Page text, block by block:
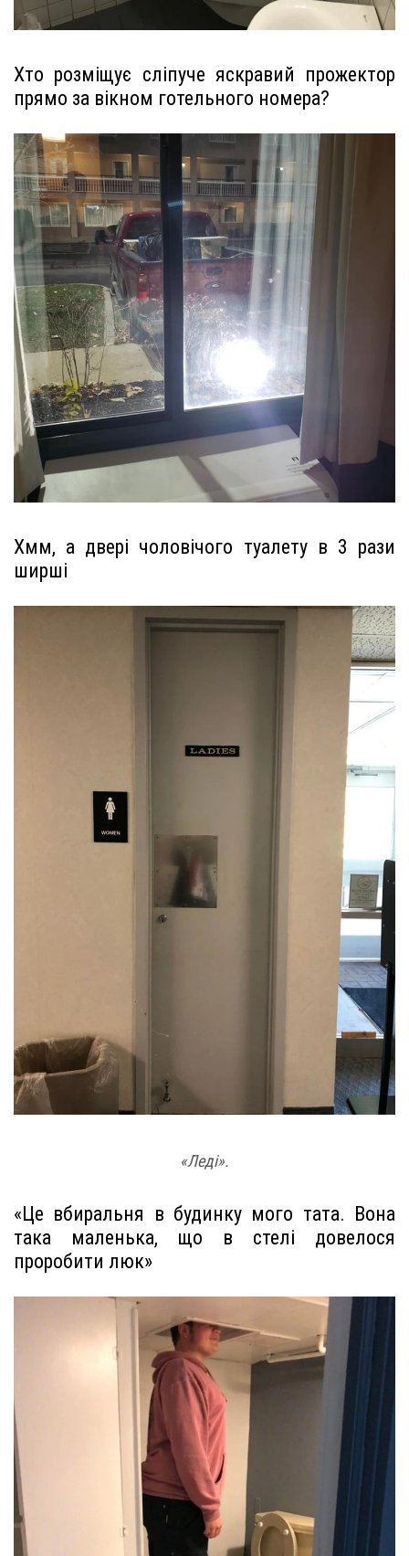
Хто розміщує сліпуче яскравий прожектор
прямо за вікном готельного номера?
Хмм, а двері чоловічого туалету в 3 рази
ширші
«Леді».
«Це вбиральня в будинку мого тата. Вона
така маленька, що в стелі довелося
проробити люк»